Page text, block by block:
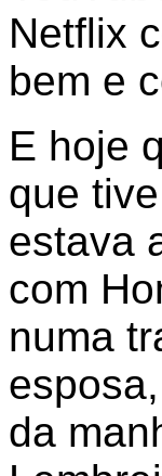
Netflix
bem e
E hoje
que
estava
com
numa
da